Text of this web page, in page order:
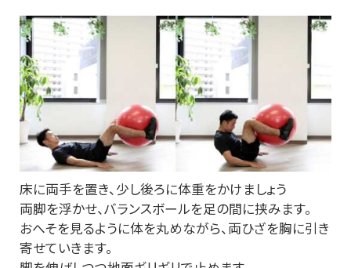
床に両手を置き、少し後ろに体重をかけましょう
両脚を浮かせ、バランスボールを足の間に挟みます。
おへそを見るように体を丸めながら、両ひざを胸に引き
寄せていきます。